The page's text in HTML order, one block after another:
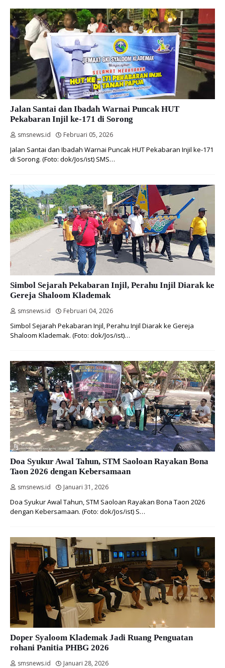
Jalan Santai dan Ibadah Warnai Puncak HUT
Pekabaran Injil ke-171 di Sorong
smsnews.id Februari 05, 2026
Jalan Santai dan Ibadah Warnai Puncak HUT Pekabaran Injil ke-171
di Sorong. (Foto: dok/Jos/ist) SMS…
Simbol Sejarah Pekabaran Injil, Perahu Injil Diarak ke
Gereja Shaloom Klademak
smsnews.id Februari 04, 2026
Simbol Sejarah Pekabaran Injil, Perahu Injil Diarak ke Gereja
Shaloom Klademak. (Foto: dok/Jos/ist)…
Doa Syukur Awal Tahun, STM Saoloan Rayakan Bona
Taon 2026 dengan Kebersamaan
smsnews.id Januari 31, 2026
Doa Syukur Awal Tahun, STM Saoloan Rayakan Bona Taon 2026
dengan Kebersamaan. (Foto: dok/Jos/ist) S…
Doper Syaloom Klademak Jadi Ruang Penguatan
rohani Panitia PHBG 2026
smsnews.id Januari 28, 2026